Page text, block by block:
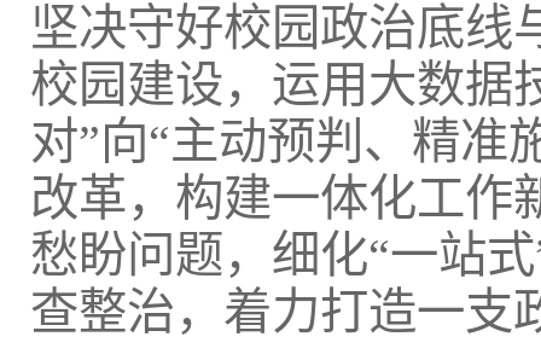
坚决守好校园政治底线
校园建设，运用大数据
对”向“主动预判、精准
改革，构建一体化工作
愁盼问题，细化“一站
查整治，着力打造一支